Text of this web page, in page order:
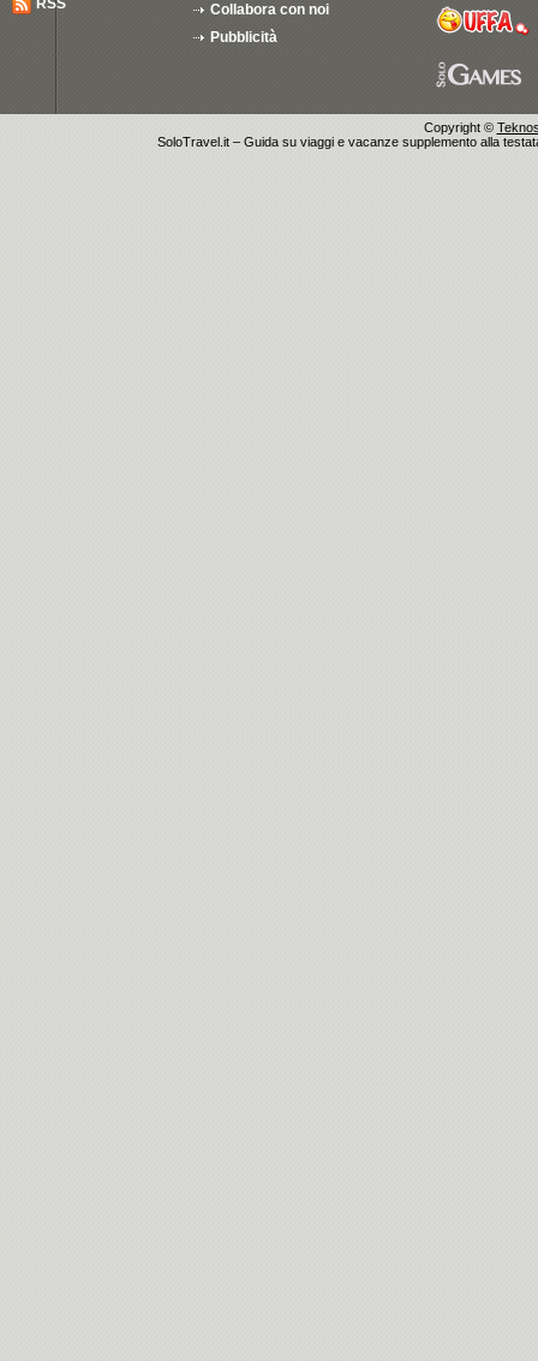
RSS
Collabora con noi
Pubblicità
Copyright ©
SoloTravel.it – Guida su viaggi e vacanze supplemento alla